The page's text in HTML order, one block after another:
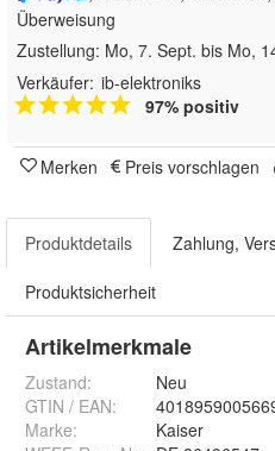
Überweisung
Zustellung: Mo, 7. Sept. bis Mo,
Verkäufer: ib-elektroniks
97% positiv
Merken Preis vorschlagen
Produktdetails Zahlung,
Produktsicherheit
Artikelmerkmale
Zustand:
Neu
GTIN / EAN:
Marke:
Kaiser